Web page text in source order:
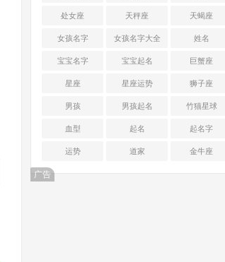
处女座 天秤座 天蝎座
女孩名字 女孩名字大全 姓名
宝宝名字 宝宝起名 巨蟹座
星座 星座运势 狮子座
男孩 男孩起名 竹猫星球
血型 起名 起名字
运势 道家 金牛座
广告